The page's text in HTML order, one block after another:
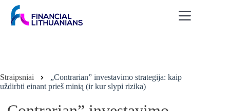
content
Straipsniai
„Contrarian” investavimo strategija: kaip
uždirbti einant prieš minią (ir kur slypi rizika)